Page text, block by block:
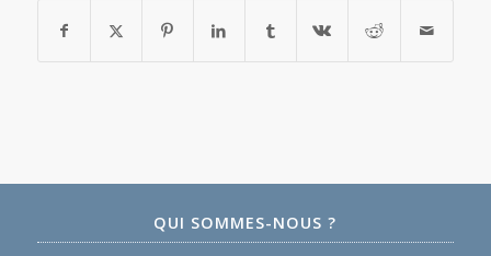
QUI SOMMES-NOUS ?